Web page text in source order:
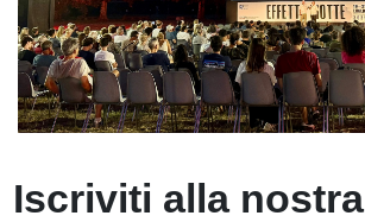
Iscriviti alla nostra